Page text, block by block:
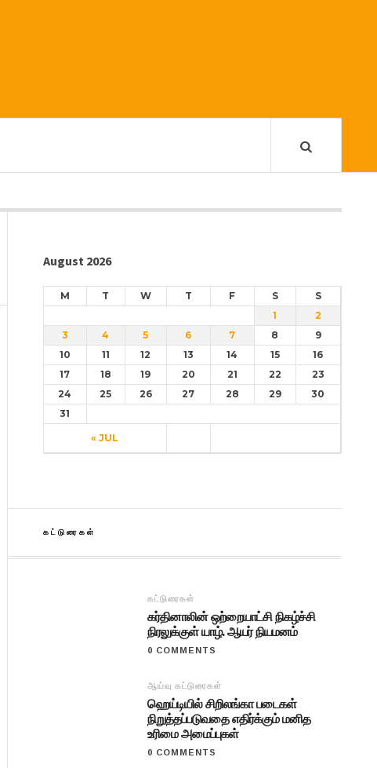
August 2026
M T W T F S S
« JUL
1
2
3
4 5 6 7 8
9
10
11 12 13 14 15
16
17
18 19 20 21 22
23
24
25 26 27 28 29
30
31
கட்டுரைகள்
கட்டுரைகள்
கர்தினாலின் ஒற்றையாட்சி நிகழ்ச்சி
நிரலுக்குள் யாழ். ஆயர் நியமனம்
0 COMMENTS
ஆய்வு கட்டுரைகள்
ஹெய்டியில் சிறிலங்கா படைகள்
நிறுத்தப்படுவதை எதிர்க்கும் மனித
உரிமை அமைப்புகள்
0 COMMENTS